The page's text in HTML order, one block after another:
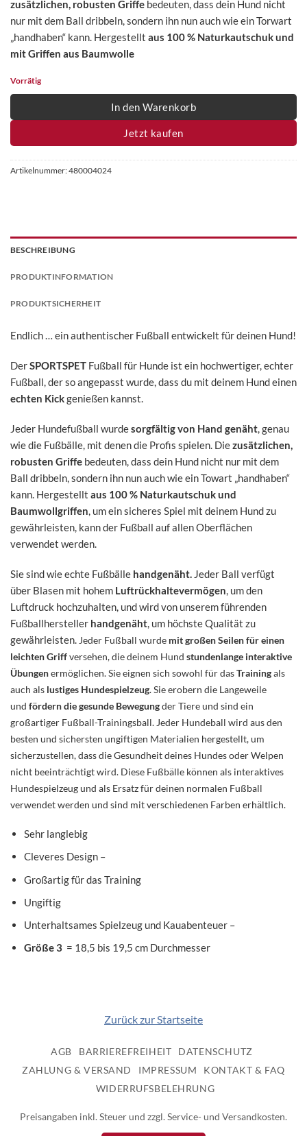
zusätzlichen, robusten Griffe bedeuten, dass dein Hund nicht
nur mit dem Ball dribbeln, sondern ihn nun auch wie ein Torwart
„handhaben“ kann. Hergestellt aus 100 % Naturkautschuk und
mit Griffen aus Baumwolle
Vorrätig
In den Warenkorb
Jetzt kaufen
Artikelnummer:480004024
BESCHREIBUNG
PRODUKTINFORMATION
PRODUKTSICHERHEIT
Endlich … ein authentischer Fußball entwickelt für deinen Hund!
DerSPORTSPET Fußball für Hunde ist ein hochwertiger, echter
Fußball, der so angepasst wurde, dass du mit deinem Hund einen
echten Kickgenießen kannst.
Jeder Hundefußball wurdesorgfältig von Hand genäht, genau
wie die Fußbälle, mit denen die Profis spielen. Diezusätzlichen,
robusten Griffe bedeuten, dass dein Hund nicht nur mit dem
Ball dribbeln, sondern ihn nun auch wie ein Towart „handhaben“
kann. Hergestellt aus 100 % Naturkautschuk und
Baumwollgriffen, um ein sicheres Spiel mit deinem Hund zu
gewährleisten, kann der Fußball auf allen Oberflächen
verwendet werden.
Sie sind wie echte Fußbälle handgenäht. Jeder Ball verfügt
über Blasen mit hohem Luftrückhaltevermögen, um den
Luftdruck hochzuhalten, und wird von unserem führenden
Fußballhersteller handgenäht, um höchste Qualität zu
gewährleisten. Jeder Fußball wurde mit großen Seilen für einen
leichten Griffversehen, die deinem Hund stundenlange interaktive
Übungenermöglichen. Sie eignen sich sowohl für dasTrainingals
auch als lustiges Hundespielzeug. Sie erobern die Langeweile
und fördern die gesunde Bewegungder Tiere und sind ein
großartiger Fußball-Trainingsball. Jeder Hundeball wird aus den
besten und sichersten ungiftigen Materialien hergestellt, um
sicherzustellen, dass die Gesundheit deines Hundes oder Welpen
nicht beeinträchtigt wird. Diese Fußbälle können als interaktives
Hundespielzeug und als Ersatz für deinen normalen Fußball
verwendet werden und sind mit verschiedenen Farben erhältlich.
Sehr langlebig
Cleveres Design –
Großartig für das Training
Ungiftig
Unterhaltsames Spielzeug und Kauabenteuer –
Größe 3 = 18,5 bis 19,5 cm Durchmesser
Zurück zur Startseite
AGB BARRIEREFREIHEIT
DATENSCHUTZ
ZAHLUNG & VERSAND
IMPRESSUM
KONTAKT & FAQ
WIDERRUFSBELEHRUNG
Preisangaben inkl. Steuer und zzgl. Service- und Versandkosten.